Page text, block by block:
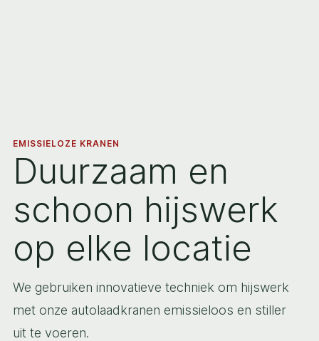
EMISSIELOZE KRANEN
Duurzaam en
schoon hijswerk
op elke locatie
We gebruiken innovatieve techniek om hijswerk
met onze autolaadkranen emissieloos en stiller
uit te voeren.